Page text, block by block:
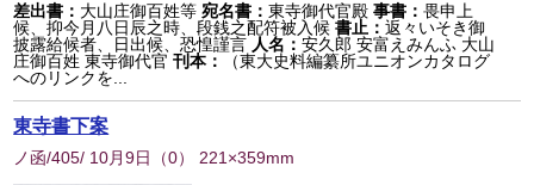
差出書： 大山庄御百姓等 宛名書：東寺御代官殿 事書：畏申上
候、抑今月八日辰之時、段銭之配符被入候 書止：返々いそき御
披露給候者、日出候、恐惶謹言 人名：安久郎 安富えみんふ 大山
庄御百姓 東寺御代官 刊本：
（東大史料編纂所ユニオンカタログ
へのリンクを...
東寺書下案
ノ函/405/ 10月9日 （0） 221×359mm